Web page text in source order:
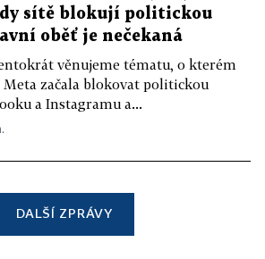
sítě blokují politickou
oběť je nečekaná
věnujeme tématu, o kterém
Meta začala blokovat politickou
a Instagramu a...
DALŠÍ ZPRÁVY